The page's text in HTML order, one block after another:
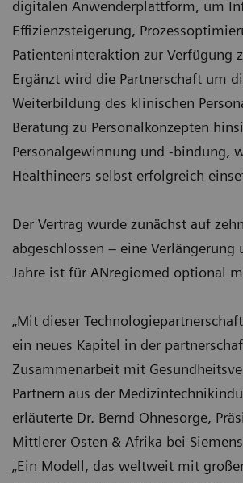
digitalen Anwenderplattform, um
Effizienzsteigerung,
Patienteninteraktion zur Verfügung
Ergänzt wird die Partnerschaft um
Weiterbildung des klinischen
Beratung zu Personalkonzepten
Personalgewinnung und -bindung,
Healthineers selbst erfolgreich
Der Vertrag wurde zunächst auf
abgeschlossen – eine
Jahre ist für ANregiomed optional
„Mit dieser
ein neues Kapitel in der
Zusammenarbeit mit
Partnern aus der
erläuterte Dr. Bernd Ohnesorge,
Mittlerer Osten & Afrika bei
„Ein Modell, das weltweit mit